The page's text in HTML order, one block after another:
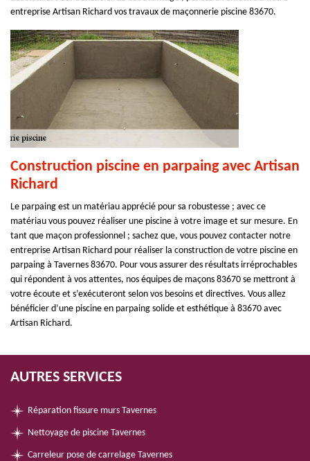
entreprise Artisan Richard vos travaux de maçonnerie piscine 83670.
Construction piscine en parpaing avec Artisan
Richard
Le parpaing est un matériau apprécié pour sa robustesse ; avec ce
matériau vous pouvez réaliser une piscine à votre image et sur mesure. En
tant que maçon professionnel ; sachez que, vous pouvez contacter notre
entreprise Artisan Richard pour réaliser la construction de votre piscine en
parpaing à Tavernes 83670. Pour vous assurer des résultats irréprochables
qui répondent à vos attentes, nos équipes de maçons 83670 se mettront à
votre écoute et s’exécuteront selon vos besoins et directives. Vous allez
bénéficier d’une piscine en parpaing solide et esthétique à 83670 avec
Artisan Richard.
AUTRES SERVICES
Réparation fissure murs Tavernes
Nettoyage de piscine Tavernes
Carreleur pose de carrelage Tavernes